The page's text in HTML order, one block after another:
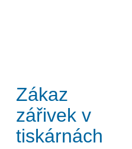
Zákaz
zářivek v
tiskárnách